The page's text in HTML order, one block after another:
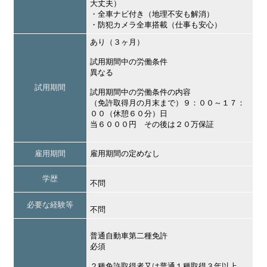
大丈夫）
・全車ナビ付き（地理不安も解消）
・防犯カメラ全車搭載（仕事も安心）
試用期間
あり（３ヶ月）
試用期間中の労働条件
異なる
試用期間中の労働条件の内容
（免許取得月の月末まで）９：００～１７：
００（休憩６０分）日
当６０００円 その後は２０万保証
雇用期間 雇用期間の定めなし
学歴
不問
必要な経験等
不問
普通自動車第二種免許
必須